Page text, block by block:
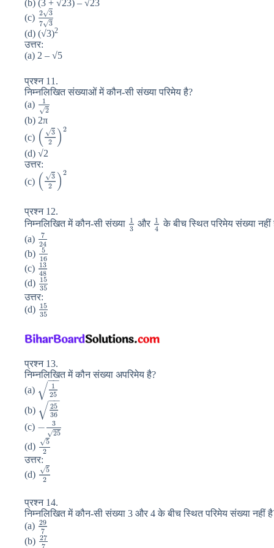
(b) (3 + √23) – √23
(c) 2 3
√
7
3
√
(d) (√3)2
उत्तर:
(a) 2 – √5
प्रश्न 11.
निम्नलिखित संख्याओं में कौन-सी संख्या परिमेय है?
(a)
1
2
√
(b) 2π
(c) ( 3
√
2
)2
(d) √2
उत्तर:
(c) ( 3
√
2
)2
प्रश्न 12.
निम्नलिखित में कौन-सी संख्या 1
3 और 1
4 के बीच स्थित परिमेय संख्या नहीं
(a)
7
24
(b)
5
16
(c) 13
48
(d) 15
35
उत्तर:
(d) 15
35
प्रश्न 13.
निम्नलिखित में कौन संख्या अपरिमेय है?
(a)
1
25
−−
√
(b)
25
36
−−
√
(c) −
3
25
√
(d) 5
√
2
उत्तर:
(d)
5
√
2
प्रश्न 14.
निम्नलिखित में कौन-सी संख्या 3 और 4 के बीच स्थित परिमेय संख्या नहीं
(a) 29
7
(b) 27
7